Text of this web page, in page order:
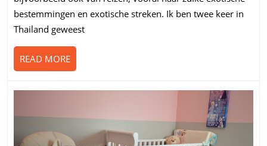
bestemmingen en exotische streken. Ik ben twee keer in
Thailand geweest
READ MOREREAD
MORE